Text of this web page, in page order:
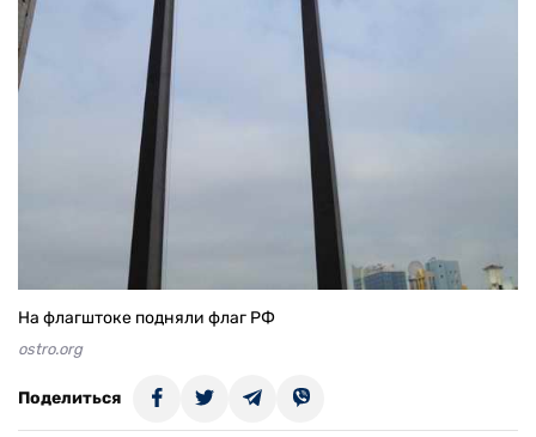
На флагштоке подняли флаг РФ
ostro.org
Поделиться